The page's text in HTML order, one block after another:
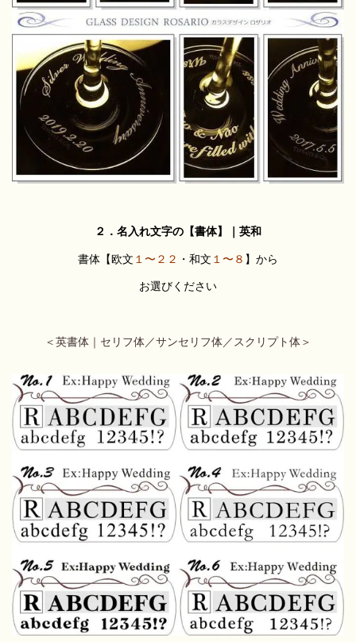
２．名入れ文字の【書体】｜英和
書体【欧文 １〜２２ ・和文 １〜８ 】から
お選びください
＜英書体｜セリフ体／サンセリフ体／スクリプト体＞